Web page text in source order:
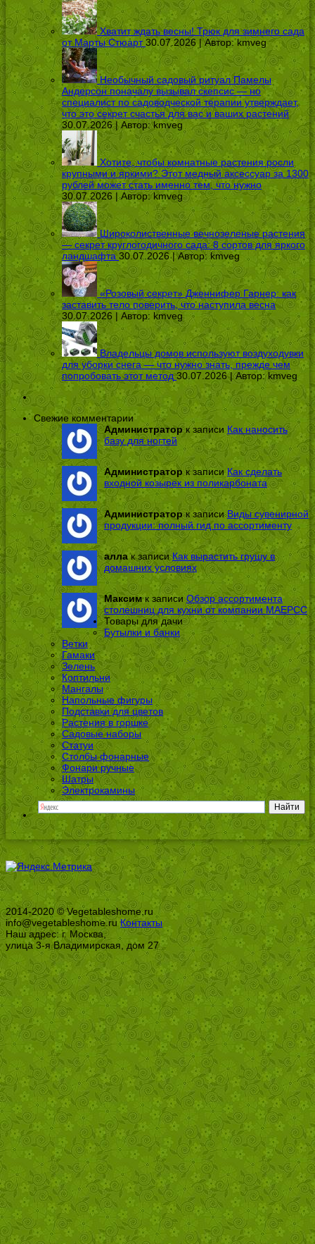
Хватит ждать весны! Трюк для зимнего сада
от Марты Стюарт 30.07.2026 | Автор:kmveg
Необычный садовый ритуал Памелы
Андерсон поначалу вызывал скепсис — но
специалист по садоводческой терапии утверждает,
что это секрет счастья для вас и ваших растений
30.07.2026 | Автор:kmveg
Хотите, чтобы комнатные растения росли
крупными и яркими? Этот медный аксессуар за 1300
рублей может стать именно тем, что нужно
30.07.2026 | Автор:kmveg
Широколиственные вечнозеленые растения
— секрет круглогодичного сада: 8 сортов для яркого
ландшафта 30.07.2026 | Автор:kmveg
«Розовый секрет» Дженнифер Гарнер: как
заставить тело поверить, что наступила весна
30.07.2026 | Автор: kmveg
Владельцы домов используют воздуходувки
для уборки снега — что нужно знать, прежде чем
попробовать этот метод 30.07.2026 | Автор:kmveg
Свежие комментарии
Администраторк записи Как наносить
базу для ногтей
Администратор к записиКак сделать
входной козырек из поликарбоната
Администраторк записиВиды сувенирной
продукции: полный гид по ассортименту
аллак записиКак вырастить грушу в
домашних условиях
Максимк записиОбзор ассортимента
столешниц для кухни от компании МАЕРСС
Товары для дачи
Бутылки и банки
Ветки
Гамаки
Зелень
Коптильни
Мангалы
Напольные фигуры
Подставки для цветов
Растения в горшке
Садовые наборы
Статуи
Столбы фонарные
Фонари ручные
Шатры
Электрокамины
2014-2020 © Vegetableshome.ru
info@vegetableshome.ruКонтакты
Наш адрес: г. Москва,
улица 3-я Владимирская, дом 27